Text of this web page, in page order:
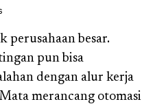
perusahaan besar.
pun bisa
dengan alur kerja
merancang otomasi